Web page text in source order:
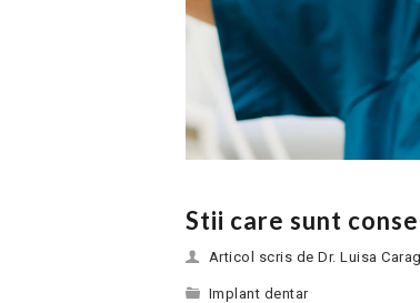
Stii care sunt
Articol scris de Dr. Luisa
Implant dentar